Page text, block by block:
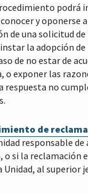
podrá
y oponerse
de una solicitud
la adopción de
de no estar de
o exponer las
respuesta no
de
responsable de
si la reclamación
Unidad, al superior